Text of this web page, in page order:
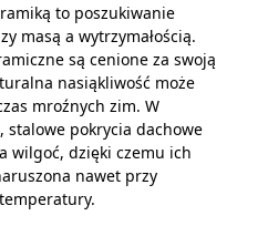
to poszukiwanie
masą a wytrzymałością.
są cenione za swoją
nasiąkliwość może
mroźnych zim. W
pokrycia dachowe
wilgoć, dzięki czemu ich
nawet przy